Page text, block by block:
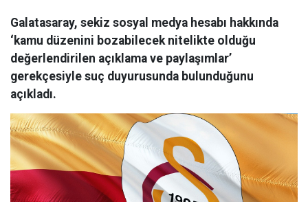
Galatasaray, sekiz sosyal medya hesabı hakkında
‘kamu düzenini bozabilecek nitelikte olduğu
değerlendirilen açıklama ve paylaşımlar’
gerekçesiyle suç duyurusunda bulunduğunu
açıkladı.